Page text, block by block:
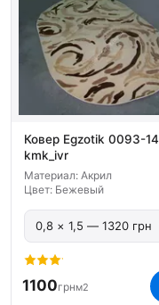
Ковер Egzotik 0093-14
kmk_ivr
Материал: Акрил
Цвет: Бежевый
1100грнм2